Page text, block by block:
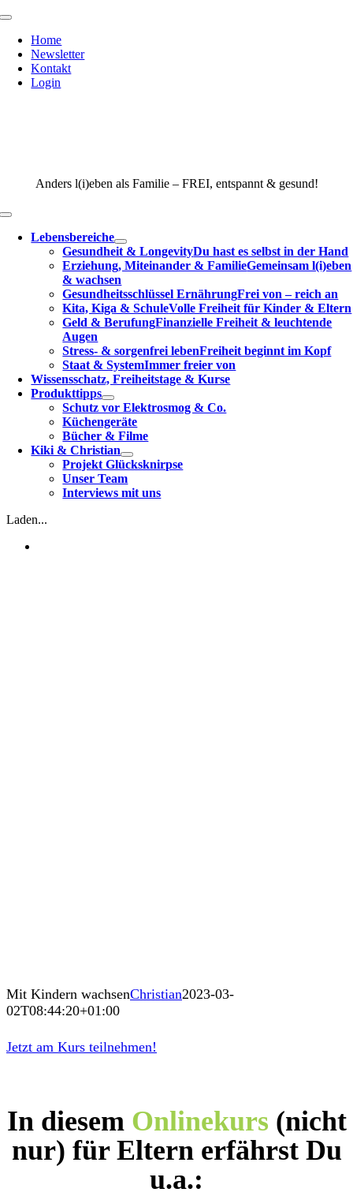
Zum
springen
Toggle
NavigationHome
Newsletter
Kontakt
Login
Anders l(i)eben als Familie – FREI, entspannt & gesund!
Toggle
NavigationLebensbereiche
Gesundheit & LongevityDu hast es selbst in der Hand
Erziehung, Miteinander & FamilieGemeinsam l(i)eben
& wachsen
Gesundheitsschlüssel ErnährungFrei von – reich an
Kita, Kiga & SchuleVolle Freiheit für Kinder & Eltern
Geld & BerufungFinanzielle Freiheit & leuchtende
Augen
Stress- & sorgenfrei lebenFreiheit beginnt im Kopf
Staat & SystemImmer freier von
Wissensschatz, Freiheitstage & Kurse
Produkttipps
Schutz vor Elektrosmog & Co.
Küchengeräte
Bücher & Filme
Kiki & Christian
Projekt Glücksknirpse
Unser Team
Interviews mit uns
Laden...
Mit Kindern wachsenChristian2023-03-
02T08:44:20+01:00
Jetzt am Kurs teilnehmen!
In diesem Onlinekurs (nicht
nur) für Eltern erfährst Du
u.a.: